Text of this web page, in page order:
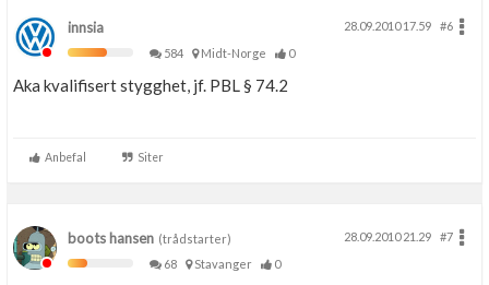
innsia 28.09.2010 17.59
#6
584
Midt-Norge 0
Aka kvalifisert stygghet, jf. PBL § 74.2
Anbefal Siter
boots hansen (trådstarter) 28.09.2010 21.29
#7
68
Stavanger 0